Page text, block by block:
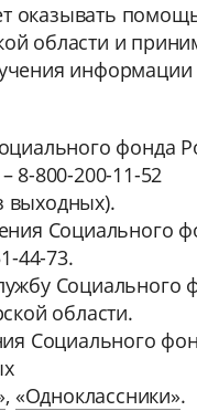
оказывать
области и
информации
фонда
8-800-200-11-52
выходных).
Социального
44-73.
Социального
области.
Социального
, «Одноклассники».